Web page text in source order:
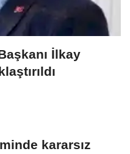
İlkay
kararsız